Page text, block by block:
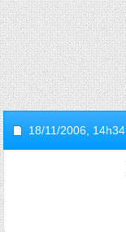
18/11/2006, 14h34